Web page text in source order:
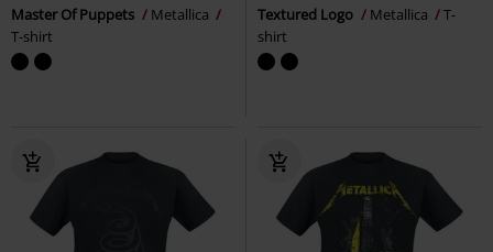
Master Of Puppets
Metallica
T-shirt
Textured Logo Metallica
T-
shirt